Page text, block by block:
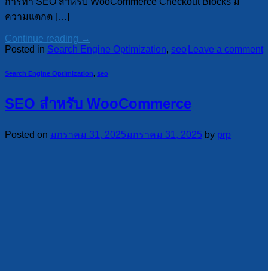
ความแตกต […]
Continue reading →
Posted in Search Engine Optimization, seo Leave a comment
Search Engine Optimization, seo
SEO สำหรับ WooCommerce
Posted on มกราคม 31, 2025มกราคม 31, 2025 by prp